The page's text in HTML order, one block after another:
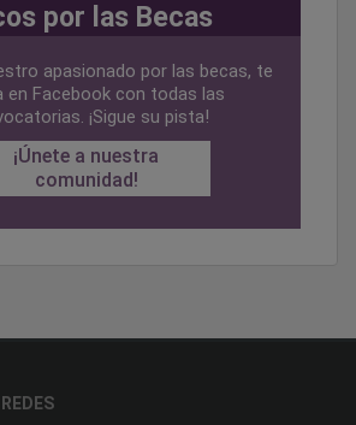
por las Becas
apasionado por las becas, te
en Facebook con todas las
¡Sigue su pista!
¡Únete a nuestra
comunidad!